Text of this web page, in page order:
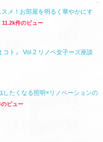
メ！お部屋を明るく華やかにす
11.2k件のビュー
コト』 Vol.2 リノベ女子ーズ座談
したくなる照明×リノベーションの
ビュー